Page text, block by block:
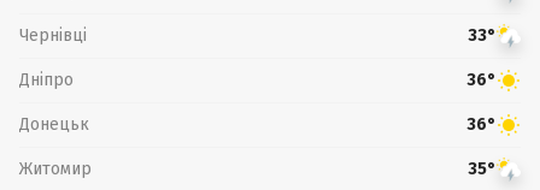
Чернівці 33°
Дніпро 36°
Донецьк 36°
Житомир 35°